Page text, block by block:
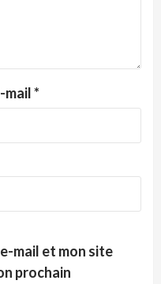
mail*
mail et mon site
prochain